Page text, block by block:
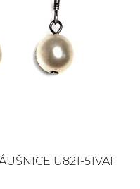
U821-51VAF